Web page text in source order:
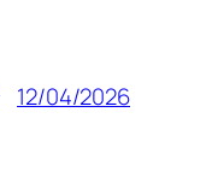
12/04/2026